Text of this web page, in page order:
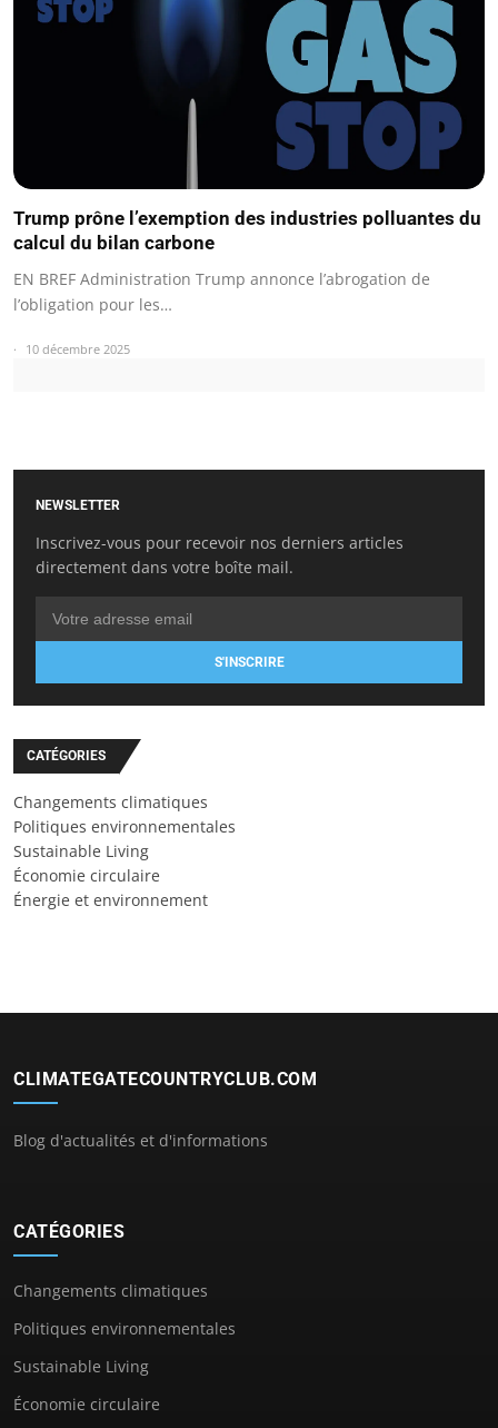
Trump prône l’exemption des industries polluantes du
calcul du bilan carbone
EN BREF Administration Trump annonce l’abrogation de
l’obligation pour les…
10 décembre 2025
NEWSLETTER
Inscrivez-vous pour recevoir nos derniers articles
directement dans votre boîte mail.
S'INSCRIRE
CATÉGORIES
Changements climatiques
Politiques environnementales
Sustainable Living
Économie circulaire
Énergie et environnement
CLIMATEGATECOUNTRYCLUB.COM
Blog d'actualités et d'informations
CATÉGORIES
Changements climatiques
Politiques environnementales
Sustainable Living
Économie circulaire